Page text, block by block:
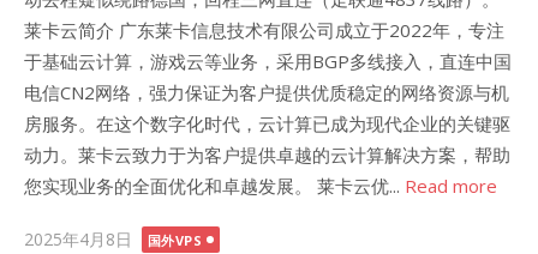
莱卡云简介 广东莱卡信息技术有限公司成立于2022年，专注
于基础云计算，游戏云等业务，采用BGP多线接入，直连中国
电信CN2网络，强力保证为客户提供优质稳定的网络资源与机
房服务。在这个数字化时代，云计算已成为现代企业的关键驱
动力。莱卡云致力于为客户提供卓越的云计算解决方案，帮助
您实现业务的全面优化和卓越发展。 莱卡云优... Read more
Posted
2025年4月8日 国外VPS